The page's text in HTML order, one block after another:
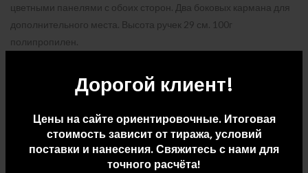
Дорогой клиент!
Цены на сайте ориентировочные. Итоговая
стоимость зависит от тиража, условий
поставки и нанесения. Свяжитесь с нами для
точного расчёта!
цветными панелями с обоих сторон. Два боковых кармана для
дополнительного места. Высота ручек 29 см. 100г
полипропилен.
ДОПОЛНИТЕЛЬНАЯ ИНФОРМАЦИЯ
ДОСТАВКА И ОПЛАТА